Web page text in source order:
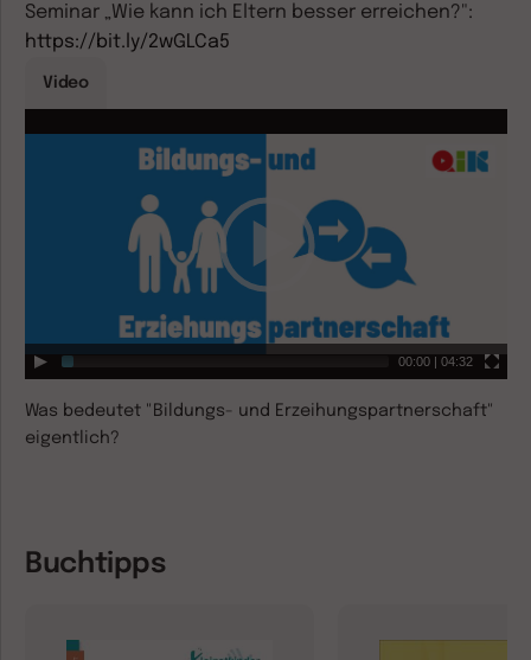
Seminar „Wie kann ich Eltern besser erreichen?":
https://bit.ly/2wGLCa5
Video
00:00 | 04:32
Was bedeutet "Bildungs- und Erzeihungspartnerschaft"
eigentlich?
Buchtipps